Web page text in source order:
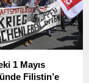
1 Mayıs
Filistin’e